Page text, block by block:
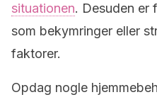
situationen. Desuden er
som bekymringer eller
faktorer.
Opdag nogle